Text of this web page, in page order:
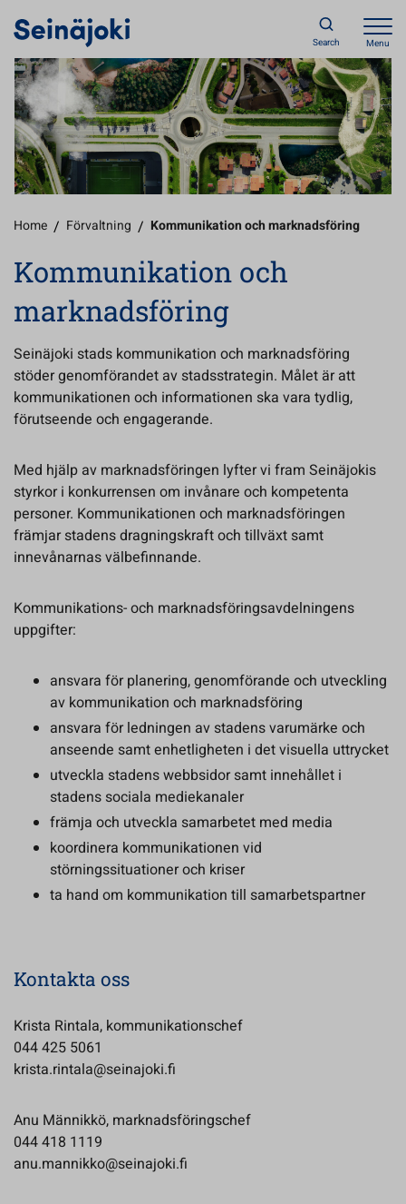
Search Menu
Home / Förvaltning / Kommunikation och marknadsföring
Kommunikation och
marknadsföring
Seinäjoki stads kommunikation och marknadsföring
stöder genomförandet av stadsstrategin. Målet är att
kommunikationen och informationen ska vara tydlig,
förutseende och engagerande.
Med hjälp av marknadsföringen lyfter vi fram Seinäjokis
styrkor i konkurrensen om invånare och kompetenta
personer. Kommunikationen och marknadsföringen
främjar stadens dragningskraft och tillväxt samt
innevånarnas välbefinnande.
Kommunikations- och marknadsföringsavdelningens
uppgifter:
ansvara för planering, genomförande och utveckling
av kommunikation och marknadsföring
ansvara för ledningen av stadens varumärke och
anseende samt enhetligheten i det visuella uttrycket
utveckla stadens webbsidor samt innehållet i
stadens sociala mediekanaler
främja och utveckla samarbetet med media
koordinera kommunikationen vid
störningssituationer och kriser
ta hand om kommunikation till samarbetspartner
Kontakta oss
Krista Rintala, kommunikationschef
044 425 5061
krista.rintala@seinajoki.fi
Anu Männikkö, marknadsföringschef
044 418 1119
anu.mannikko@seinajoki.fi